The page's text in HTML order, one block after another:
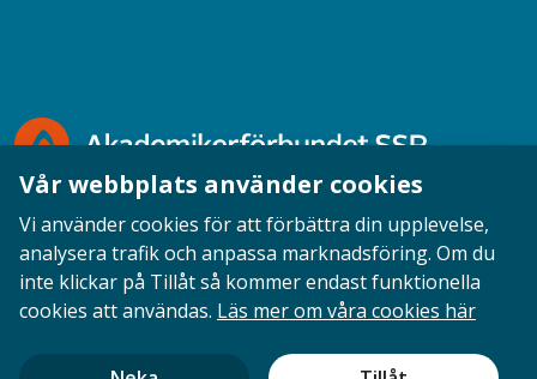
Opinion English Personuppgifter Cookies
Vår webbplats använder cookies
Vi använder cookies för att förbättra din upplevelse,
analysera trafik och anpassa marknadsföring. Om du
inte klickar på Tillåt så kommer endast funktionella
cookies att användas. Läs mer om våra cookies här